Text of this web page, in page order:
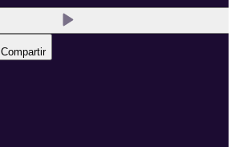
Compartir